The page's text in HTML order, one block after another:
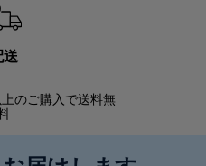
送
のご購入で送料無